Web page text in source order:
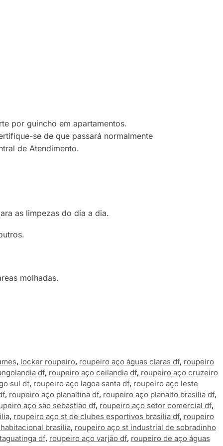
por guincho em apartamentos.
se de que passará normalmente
de Atendimento.
as limpezas do dia a dia.
molhadas.
, locker roupeiro, roupeiro aço águas claras df, roupeiro
df, roupeiro aço ceilandia df, roupeiro aço cruzeiro
sul df, roupeiro aço lagoa santa df, roupeiro aço leste
, roupeiro aço planaltina df, roupeiro aço planalto brasilia df,
aço são sebastião df, roupeiro aço setor comercial df,
, roupeiro aço st de clubes esportivos brasilia df, roupeiro
brasilia, roupeiro aço st industrial de sobradinho
df, roupeiro aço varjão df, roupeiro de aço águas